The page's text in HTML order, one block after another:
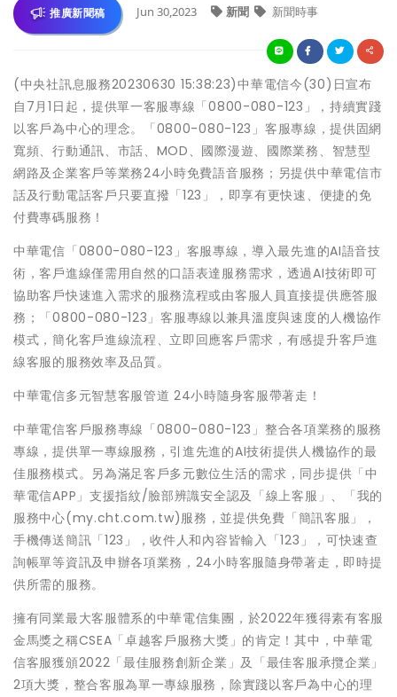
推廣新聞稿 Jun 30,2023 新聞 新聞時事
(中央社訊息服務20230630 15:38:23)中華電信今(30)日宣布
自7月1日起，提供單一客服專線「0800-080-123」，持續實踐
以客戶為中心的理念。「0800-080-123」客服專線，提供固網
寬頻、行動通訊、市話、MOD、國際漫遊、國際業務、智慧型
網路及企業客戶等業務24小時免費語音服務；另提供中華電信市
話及行動電話客戶只要直撥「123」，即享有更快速、便捷的免
付費專碼服務！
中華電信「0800-080-123」客服專線，導入最先進的AI語音技
術，客戶進線僅需用自然的口語表達服務需求，透過AI技術即可
協助客戶快速進入需求的服務流程或由客服人員直接提供應答服
務；「0800-080-123」客服專線以兼具溫度與速度的人機協作
模式，簡化客戶進線流程、立即回應客戶需求，有感提升客戶進
線客服的服務效率及品質。
中華電信多元智慧客服管道 24小時隨身客服帶著走！
中華電信客戶服務專線「0800-080-123」整合各項業務的服務
專線，提供單一專線服務，引進先進的AI技術提供人機協作的最
佳服務模式。另為滿足客戶多元數位生活的需求，同步提供「中
華電信APP」支援指紋/臉部辨識安全認及「線上客服」、「我的
服務中心(my.cht.com.tw)服務，並提供免費「簡訊客服」，
手機傳送簡訊「123」，收件人和內容皆輸入「123」，可快速查
詢帳單等資訊及申辦各項業務，24小時客服隨身帶著走，即時提
供所需的服務。
擁有同業最大客服體系的中華電信集團，於2022年獲得素有客服
金馬獎之稱CSEA「卓越客戶服務大獎」的肯定！其中，中華電
信客服獲頒2022「最佳服務創新企業」及「最佳客服承攬企業」
2項大獎，整合客服為單一專線服務，除實踐以客戶為中心的理